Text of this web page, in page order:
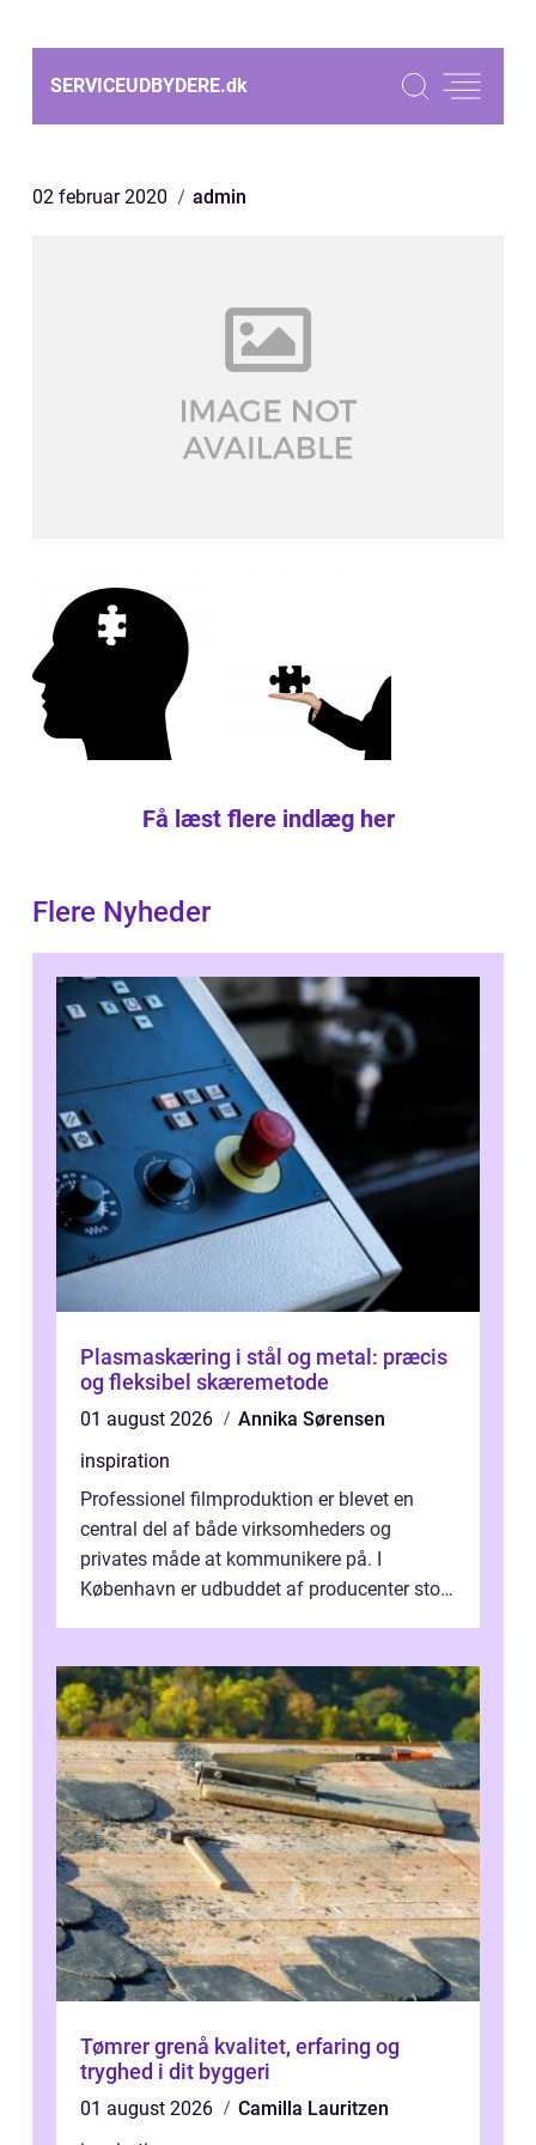
SERVICEUDBYDERE.dk
02 februar 2020 admin
Få læst flere indlæg her
Flere Nyheder
Plasmaskæring i stål og metal: præcis
og fleksibel skæremetode
01 august 2026
Annika Sørensen
inspiration
Professionel filmproduktion er blevet en
central del af både virksomheders og
privates måde at kommunikere på. I
København er udbuddet af producenter stort,
Tømrer grenå kvalitet, erfaring og
tryghed i dit byggeri
01 august 2026
Camilla Lauritzen